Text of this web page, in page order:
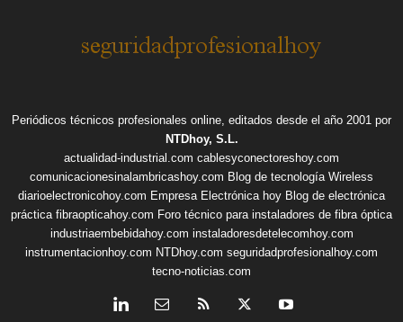
Periódicos técnicos profesionales online, editados desde el año 2001 por
NTDhoy, S.L.
actualidad-industrial.com cablesyconectoreshoy.com
comunicacionesinalambricashoy.com Blog de tecnología Wireless
diarioelectronicohoy.com Empresa Electrónica hoy Blog de electrónica
práctica fibraopticahoy.com Foro técnico para instaladores de fibra óptica
industriaembebidahoy.com instaladoresdetelecomhoy.com
instrumentacionhoy.com NTDhoy.com seguridadprofesionalhoy.com
tecno-noticias.com